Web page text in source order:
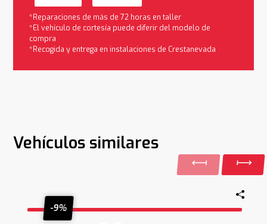
*Reparaciones de más de 72 horas en taller
*El vehículo de cortesía puede diferir del modelo de
compra
*Recogida y entrega en instalaciones de Crestanevada
Vehículos similares
-9%